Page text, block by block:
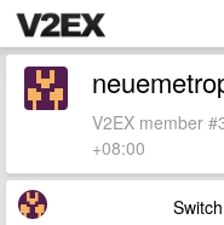
V2EX member
+08:00